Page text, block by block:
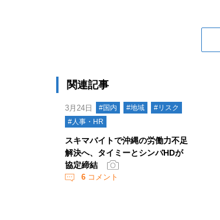
関連記事
3月24日 #国内 #地域
#リスク
#人事・HR
スキマバイトで沖縄の労働力不足
解決へ、タイミーとシンバHDが
協定締結
6 コメント